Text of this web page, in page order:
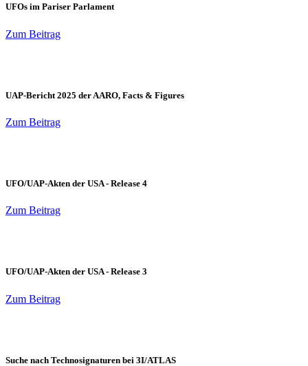
UFOs im Pariser Parlament
Zum Beitrag
UAP-Bericht 2025 der AARO, Facts & Figures
Zum Beitrag
UFO/UAP-Akten der USA - Release 4
Zum Beitrag
UFO/UAP-Akten der USA - Release 3
Zum Beitrag
Suche nach Technosignaturen bei 3I/ATLAS